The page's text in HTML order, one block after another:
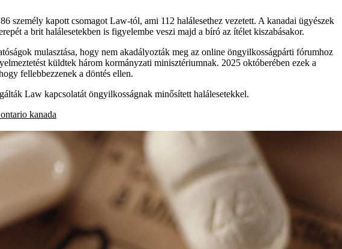
kapott csomagot Law-tól, ami 112 halálesethez vezetett. A kanadai ügyészek
a brit halálesetekben is figyelembe veszi majd a bíró az ítélet kiszabásakor.
mulasztása, hogy nem akadályozták meg az online öngyilkosságpárti fórumhoz
küldtek három kormányzati minisztériumnak. 2025 októberében ezek a
fellebbezzenek a döntés ellen.
Law kapcsolatát öngyilkosságnak minősített halálesetekkel.
ontario kanada